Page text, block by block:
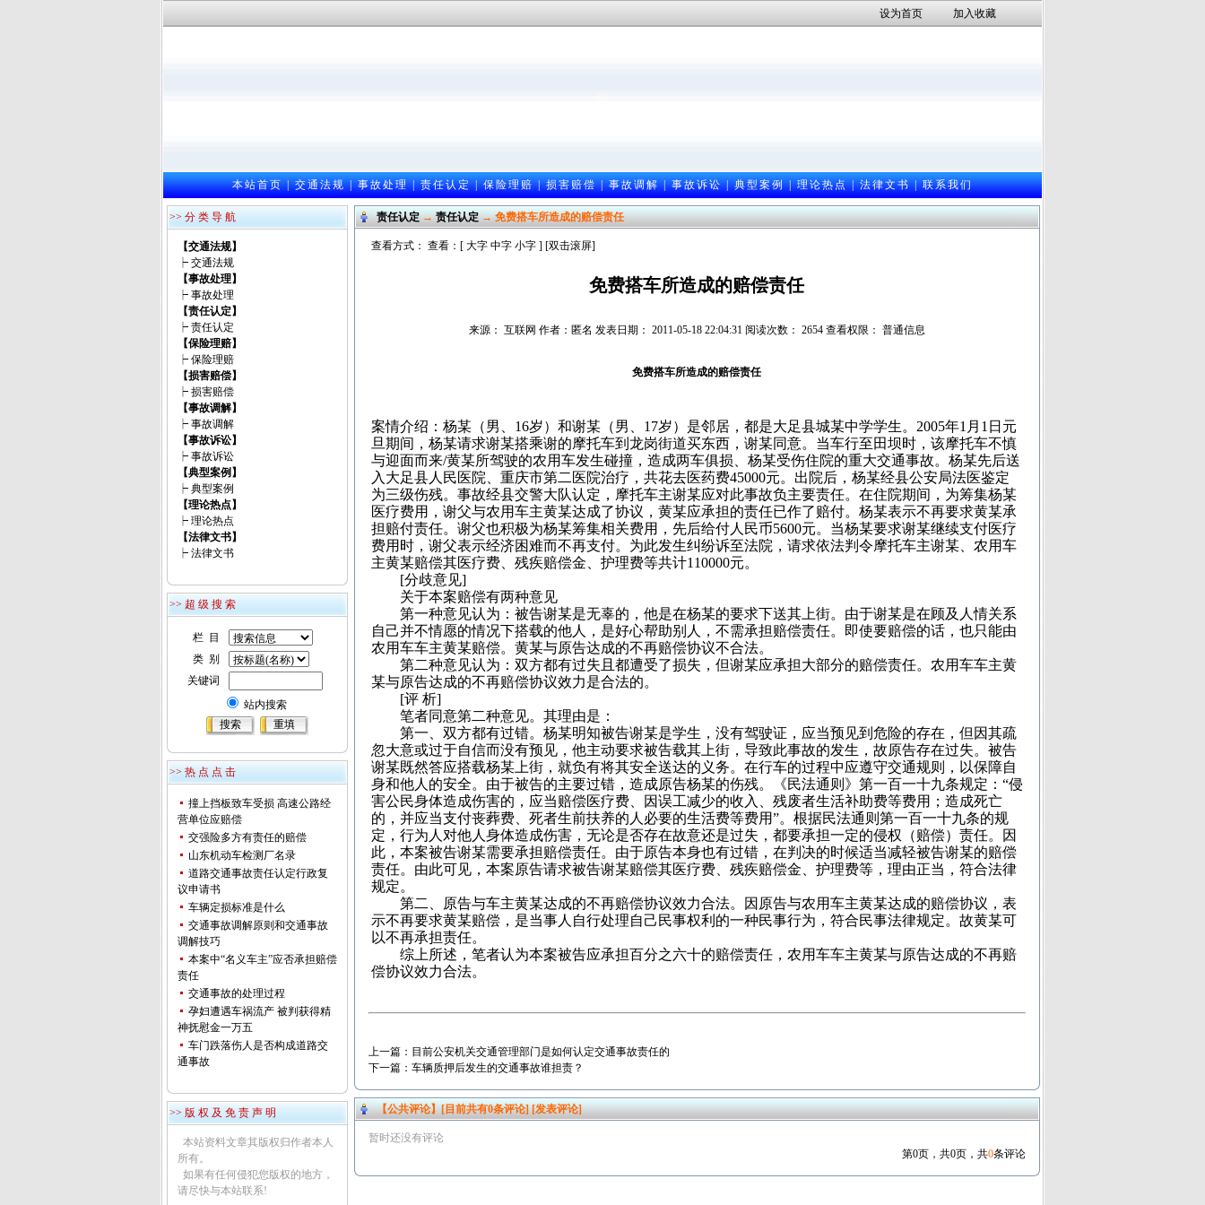
设为首页 加入收藏
本站首页|交通法规|事故处理|责任认定|保险理赔|损害赔偿|事故调解|事故诉讼|典型案例|理论热点|法律文书|联系我们
>> 分 类 导 航
【交通法规】
┝ 交通法规
【事故处理】
┝ 事故处理
【责任认定】
┝ 责任认定
【保险理赔】
┝ 保险理赔
【损害赔偿】
┝ 损害赔偿
【事故调解】
┝ 事故调解
【事故诉讼】
┝ 事故诉讼
【典型案例】
┝ 典型案例
【理论热点】
┝ 理论热点
【法律文书】
┝ 法律文书
>> 超 级 搜 索
栏 目
类 别
关键词
站内搜索
>> 热 点 点 击
撞上挡板致车受损 高速公路经
营单位应赔偿
交强险多方有责任的赔偿
山东机动车检测厂名录
道路交通事故责任认定行政复
议申请书
车辆定损标准是什么
交通事故调解原则和交通事故
调解技巧
本案中“名义车主”应否承担赔偿
责任
交通事故的处理过程
孕妇遭遇车祸流产 被判获得精
神抚慰金一万五
车门跌落伤人是否构成道路交
通事故
>> 版 权 及 免 责 声 明
本站资料文章其版权归作者本人
所有。
如果有任何侵犯您版权的地方，
请尽快与本站联系!
责任认定→责任认定→ 免费搭车所造成的赔偿责任
查看方式： 查看：[ 大字 中字 小字] [双击滚屏]
免费搭车所造成的赔偿责任
来源： 互联网 作者：匿名 发表日期： 2011-05-18 22:04:31 阅读次数： 2654 查看权限： 普通信息
免费搭车所造成的赔偿责任
案情介绍：杨某（男、16岁）和谢某（男、17岁）是邻居，都是大足县城某中学学生。2005年1月1日元
旦期间，杨某请求谢某搭乘谢的摩托车到龙岗街道买东西，谢某同意。当车行至田坝时，该摩托车不慎
与迎面而来/黄某所驾驶的农用车发生碰撞，造成两车俱损、杨某受伤住院的重大交通事故。杨某先后送
入大足县人民医院、重庆市第二医院治疗，共花去医药费45000元。出院后，杨某经县公安局法医鉴定
为三级伤残。事故经县交警大队认定，摩托车主谢某应对此事故负主要责任。在住院期间，为筹集杨某
医疗费用，谢父与农用车主黄某达成了协议，黄某应承担的责任已作了赔付。杨某表示不再要求黄某承
担赔付责任。谢父也积极为杨某筹集相关费用，先后给付人民币5600元。当杨某要求谢某继续支付医疗
费用时，谢父表示经济困难而不再支付。为此发生纠纷诉至法院，请求依法判令摩托车主谢某、农用车
主黄某赔偿其医疗费、残疾赔偿金、护理费等共计110000元。
[分歧意见]
关于本案赔偿有两种意见
第一种意见认为：被告谢某是无辜的，他是在杨某的要求下送其上街。由于谢某是在顾及人情关系
自己并不情愿的情况下搭载的他人，是好心帮助别人，不需承担赔偿责任。即使要赔偿的话，也只能由
农用车车主黄某赔偿。黄某与原告达成的不再赔偿协议不合法。
第二种意见认为：双方都有过失且都遭受了损失，但谢某应承担大部分的赔偿责任。农用车车主黄
某与原告达成的不再赔偿协议效力是合法的。
[评 析]
笔者同意第二种意见。其理由是：
第一、双方都有过错。杨某明知被告谢某是学生，没有驾驶证，应当预见到危险的存在，但因其疏
忽大意或过于自信而没有预见，他主动要求被告载其上街，导致此事故的发生，故原告存在过失。被告
谢某既然答应搭载杨某上街，就负有将其安全送达的义务。在行车的过程中应遵守交通规则，以保障自
身和他人的安全。由于被告的主要过错，造成原告杨某的伤残。《民法通则》第一百一十九条规定：“侵
害公民身体造成伤害的，应当赔偿医疗费、因误工减少的收入、残废者生活补助费等费用；造成死亡
的，并应当支付丧葬费、死者生前扶养的人必要的生活费等费用”。根据民法通则第一百一十九条的规
定，行为人对他人身体造成伤害，无论是否存在故意还是过失，都要承担一定的侵权（赔偿）责任。因
此，本案被告谢某需要承担赔偿责任。由于原告本身也有过错，在判决的时候适当减轻被告谢某的赔偿
责任。由此可见，本案原告请求被告谢某赔偿其医疗费、残疾赔偿金、护理费等，理由正当，符合法律
规定。
第二、原告与车主黄某达成的不再赔偿协议效力合法。因原告与农用车主黄某达成的赔偿协议，表
示不再要求黄某赔偿，是当事人自行处理自己民事权利的一种民事行为，符合民事法律规定。故黄某可
以不再承担责任。
综上所述，笔者认为本案被告应承担百分之六十的赔偿责任，农用车车主黄某与原告达成的不再赔
偿协议效力合法。
上一篇： 目前公安机关交通管理部门是如何认定交通事故责任的
下一篇： 车辆质押后发生的交通事故谁担责？
【公共评论】[目前共有0条评论][发表评论]
暂时还没有评论
第0页，共0页，共0条评论